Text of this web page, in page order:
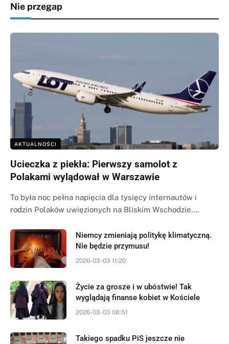
Nie przegap
AKTUALNOŚCI
Ucieczka z piekła: Pierwszy samolot z
Polakami wylądował w Warszawie
To była noc pełna napięcia dla tysięcy internautów i
rodzin Polaków uwięzionych na Bliskim Wschodzie.…
Niemcy zmieniają politykę klimatyczną.
Nie będzie przymusu!
2026-03-03 11:20
Życie za grosze i w ubóstwie! Tak
wyglądają finanse kobiet w Kościele
2026-03-03 08:51
Takiego spadku PiS jeszcze nie